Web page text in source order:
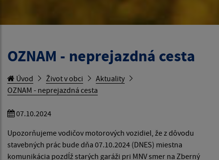
OZNAM - neprejazdná cesta
Úvod Život v obci
Aktuality
OZNAM - neprejazdná cesta
07.10.2024
Upozorňujeme vodičov motorových vozidiel, že z dôvodu
stavebných prác bude dňa 07.10.2024 (DNES) miestna
komunikácia pozdĺž starých garáži pri MNV smer na Zberný